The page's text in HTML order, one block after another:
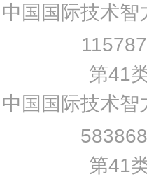
中国国际技术智
第41
中国国际技术智
第41